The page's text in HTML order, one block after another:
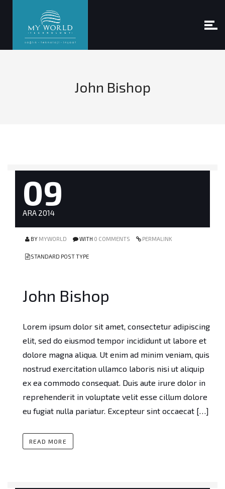
John Bishop
09
ARA 2014
BY MYWORLD WITH 0 COMMENTS PERMALINK
STANDARD POST TYPE
John Bishop
Lorem ipsum dolor sit amet, consectetur adipiscing
elit, sed do eiusmod tempor incididunt ut labore et
dolore magna aliqua. Ut enim ad minim veniam, quis
nostrud exercitation ullamco laboris nisi ut aliquip
ex ea commodo consequat. Duis aute irure dolor in
reprehenderit in voluptate velit esse cillum dolore
eu fugiat nulla pariatur. Excepteur sint occaecat […]
READ MORE